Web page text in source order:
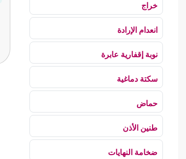
خراج
انعدام الإرادة
نوبة إقفارية عابرة
سكتة دماغية
حماض
طنين الأذن
ضخامة النهايات